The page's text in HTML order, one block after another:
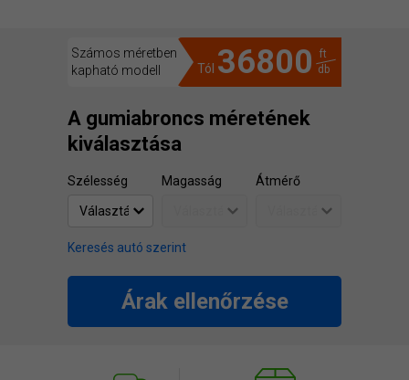
Számos méretben
kapható modell
Tól 36800
ft
db
A gumiabroncs méretének
kiválasztása
Szélesség Magasság Átmérő
Keresés autó szerint
Árak ellenőrzése